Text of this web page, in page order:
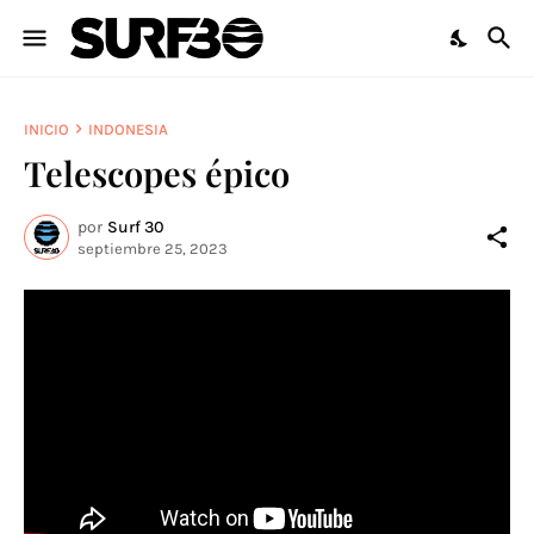
INICIO INDONESIA
Telescopes épico
por Surf 30
septiembre 25, 2023